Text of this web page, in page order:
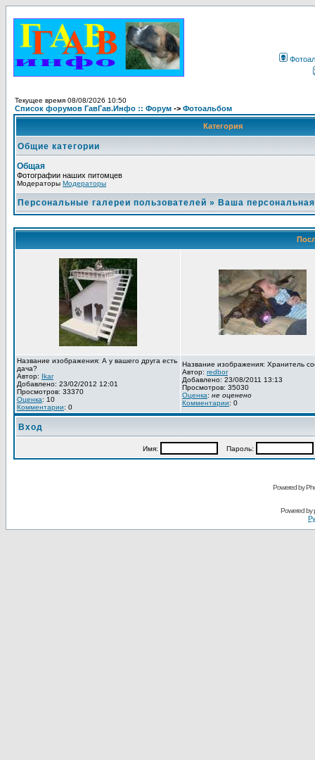
Текущее время 08/08/2026 10:50
Список форумов ГавГав.Инфо :: Форум -> Фотоальбом
Категория
Общие категории
Общая
Фотографии наших питомцев
Модераторы Модераторы
Персональные галереи пользователей » Ваша
Название изображения: А у вашего друга есть
дача?
Автор: Ikar
Добавлено: 23/02/2012 12:01
Просмотров: 33370
Оценка: 10
Комментарии: 0
Название изображения: Хранитель
Автор: redbor
Добавлено: 23/08/2011 13:13
Просмотров: 35030
Оценка: не оценено
Комментарии: 0
Вход
Имя: Пароль:
Powered by
Powered by